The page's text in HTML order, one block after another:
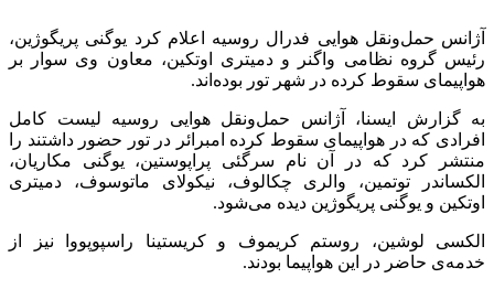
آژانس حمل‌ونقل هوایی فدرال روسیه اعلام کرد یوگنی پریگوژین،
رئیس گروه نظامی واگنر و دمیتری اوتکین، معاون وی سوار بر
هواپیمای سقوط‌ کرده در شهر تور بوده‌اند.
به گزارش ایسنا، آژانس حمل‌ونقل هوایی روسیه لیست کامل
افرادی که در هواپیمای سقوط کرده امبرائر در تور حضور داشتند را
منتشر کرد که در آن نام سرگئی پراپوستین، یوگنی مکاریان،
الکساندر توتمین، والری چکالوف، نیکولای ماتوسوف، دمیتری
اوتکین و یوگنی پریگوژین دیده می‌شود.
الکسی لوشین، روستم کریموف و کریستینا راسپوپووا نیز از
خدمه‌ی حاضر در این هواپیما بودند.